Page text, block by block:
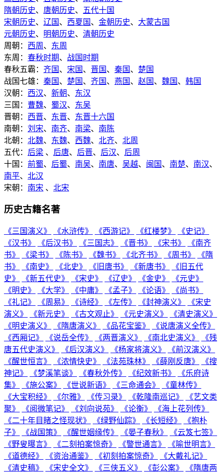
隋朝历史、 唐朝历史、
五代十国
宋朝历史、 辽国 、 西夏国 、 金朝历史、 大蒙古国
元朝历史、 明朝历史、 清朝历史
周朝： 西周 、 东周
东周： 春秋时期、 战国时期
春秋五霸： 齐国 、 宋国 、 晋国 、 秦国 、 楚国
战国七雄： 秦国 、 楚国 、 齐国 、 燕国 、 赵国 、 魏国 、 韩国
汉朝： 西汉、 新朝、 东汉
三国： 曹魏、 蜀汉、 东吴
晋朝： 西晋、 东晋、 东晋十六国
南朝： 刘宋、 南齐、 南梁、 南陈
北朝： 北魏、 东魏、 西魏、 北齐、 北周
五代： 后梁 、 后唐、 后晋、 后汉、 后周
十国： 前蜀、 后蜀、 南吴、 南唐、 吴越、 闽国 、 南楚、 南汉、
南平、 北汉
宋朝： 南宋 、 北宋
历史古籍名著
《三国演义》 《水浒传》 《西游记》 《红楼梦》
《史记》
《汉书》
《后汉书》 《三国志》 《晋书》 《宋书》
《南齐
书》
《梁书》 《陈书》 《魏书》 《北齐书》 《周书》
《隋
书》
《南史》 《北史》 《旧唐书》 《新唐书》
《旧五代
史》
《新五代史》 《宋史》 《辽史》 《金史》
《元史》
《明史》
《大学》 《中庸》 《孟子》 《论语》
《尚书》
《礼记》
《周易》 《诗经》 《左传》 《封神演义》
《宋史
演义》
《新元史》 《古文观止》 《元史演义》
《清史演义》
《明史演义》
《隋唐演义》 《品花宝鉴》
《说唐演义全传》
《西厢记》
《说岳全传》 《两晋演义》 《南北史演义》
《残
唐五代史演义》
《后汉演义》 《杨家将演义》
《前汉演义》
《醒世恒言》
《浓情快史》 《法苑珠林》 《薛刚反唐》
《搜
神记》
《梦溪笔谈》 《春秋外传》 《纪效新书》
《乐府诗
集》
《施公案》 《世说新语》 《三命通会》
《童林传》
《大宝积经》
《尔雅》 《传习录》 《乾隆南巡记》
《艺文类
聚》
《阅微笔记》 《刘向说苑》 《论衡》
《海上花列传》
《二十年目睹之怪现状》
《绿野仙踪》 《长短经》
《抱朴
子》
《战国策》 《醒世姻缘传》 《晏子春秋》
《云笈七签》
《野叟曝言》
《二刻拍案惊奇》 《警世通言》
《喻世明言》
《道德经》
《资治通鉴》 《初刻拍案惊奇》
《大戴礼记》
《清史稿》
《宋史全文》 《三侠五义》 《彭公案》
《隋唐两